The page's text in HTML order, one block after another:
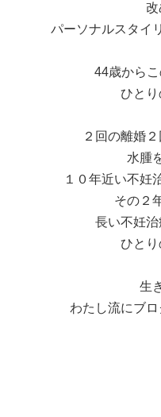
改
パーソナルスタイ
44歳から
ひと
２回の離婚
水腫
１０年近い不妊
その２
長い不妊
ひと
生
わたし流にブロ